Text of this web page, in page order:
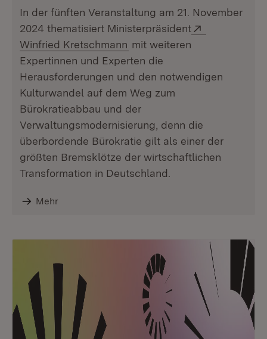
In der fünften Veranstaltung am 21. November
2024 thematisiert Ministerpräsident
Winfried Kretschmann (Öffnet in neuem Fenster)
mit weiteren
Expertinnen und Experten die
Herausforderungen und den notwendigen
Kulturwandel auf dem Weg zum
Bürokratieabbau und der
Verwaltungsmodernisierung, denn die
überbordende Bürokratie gilt als einer der
größten Bremsklötze der wirtschaftlichen
Transformation in Deutschland.
Mehr